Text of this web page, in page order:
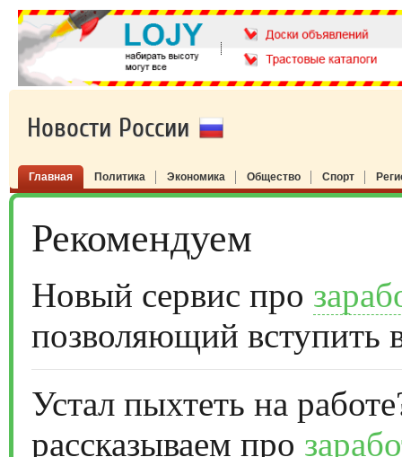
Новости России
Главная Политика Экономика Общество Спорт
Рекомендуем
Новый сервис про
позволяющий вступить
Устал пыхтеть на
рассказываем про